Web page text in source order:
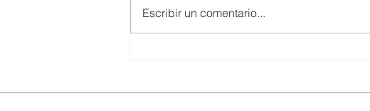
Escribir un comentario...